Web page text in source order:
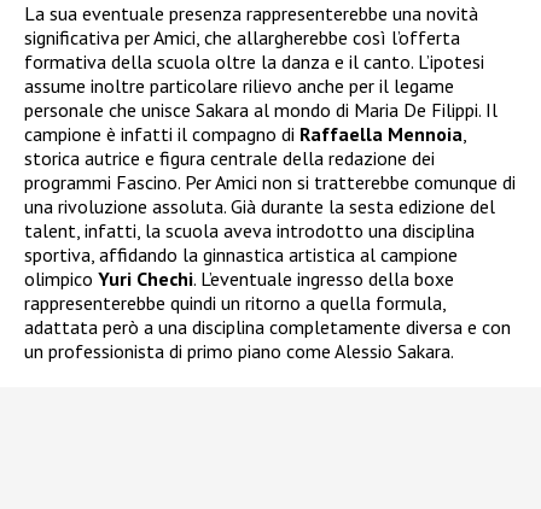
La sua eventuale presenza rappresenterebbe una novità
significativa per Amici, che allargherebbe così l’offerta
formativa della scuola oltre la danza e il canto. L’ipotesi
assume inoltre particolare rilievo anche per il legame
personale che unisce Sakara al mondo di Maria De Filippi. Il
campione è infatti il compagno di Raffaella Mennoia,
storica autrice e figura centrale della redazione dei
programmi Fascino. Per Amici non si tratterebbe comunque di
una rivoluzione assoluta. Già durante la sesta edizione del
talent, infatti, la scuola aveva introdotto una disciplina
sportiva, affidando la ginnastica artistica al campione
olimpico Yuri Chechi. L’eventuale ingresso della boxe
rappresenterebbe quindi un ritorno a quella formula,
adattata però a una disciplina completamente diversa e con
un professionista di primo piano come Alessio Sakara.